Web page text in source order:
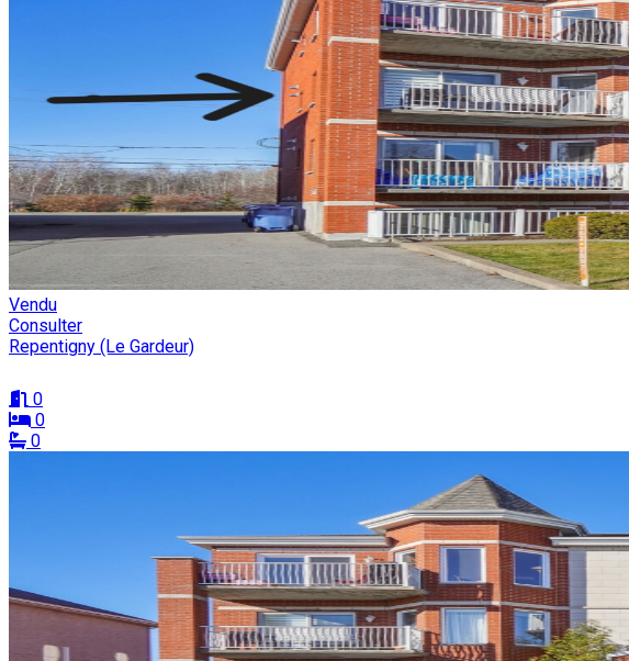
Vendu
Consulter
Repentigny (Le Gardeur)
0
0
0